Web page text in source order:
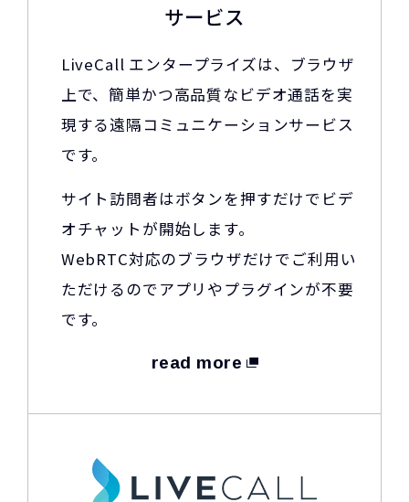
サービス
LiveCall エンタープライズは、ブラウザ
上で、簡単かつ高品質なビデオ通話を実
現する遠隔コミュニケーションサービス
です。
サイト訪問者はボタンを押すだけでビデ
オチャットが開始します。
WebRTC対応のブラウザだけでご利用い
ただけるのでアプリやプラグインが不要
です。
read more